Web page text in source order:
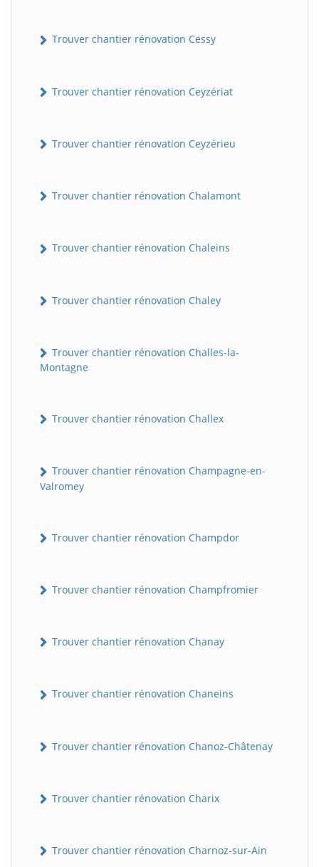
Trouver chantier rénovation Cessy
Trouver chantier rénovation Ceyzériat
Trouver chantier rénovation Ceyzérieu
Trouver chantier rénovation Chalamont
Trouver chantier rénovation Chaleins
Trouver chantier rénovation Chaley
Trouver chantier rénovation Challes-la-
Montagne
Trouver chantier rénovation Challex
Trouver chantier rénovation Champagne-en-
Valromey
Trouver chantier rénovation Champdor
Trouver chantier rénovation Champfromier
Trouver chantier rénovation Chanay
Trouver chantier rénovation Chaneins
Trouver chantier rénovation Chanoz-Châtenay
Trouver chantier rénovation Charix
Trouver chantier rénovation Charnoz-sur-Ain